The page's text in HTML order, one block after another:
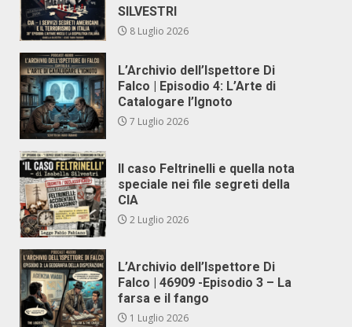
SILVESTRI
8 Luglio 2026
L’Archivio dell’Ispettore Di
Falco | Episodio 4: L’Arte di
Catalogare l’Ignoto
7 Luglio 2026
Il caso Feltrinelli e quella nota
speciale nei file segreti della
CIA
2 Luglio 2026
L’Archivio dell’Ispettore Di
Falco | 46909 -Episodio 3 – La
farsa e il fango
1 Luglio 2026